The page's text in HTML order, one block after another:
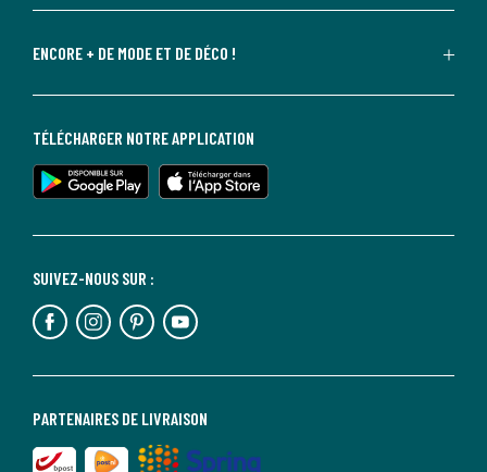
ENCORE + DE MODE ET DE DÉCO !
PARTENAIRES DE LIVRAISON
SUIVEZ-NOUS SUR :
TÉLÉCHARGER NOTRE APPLICATION